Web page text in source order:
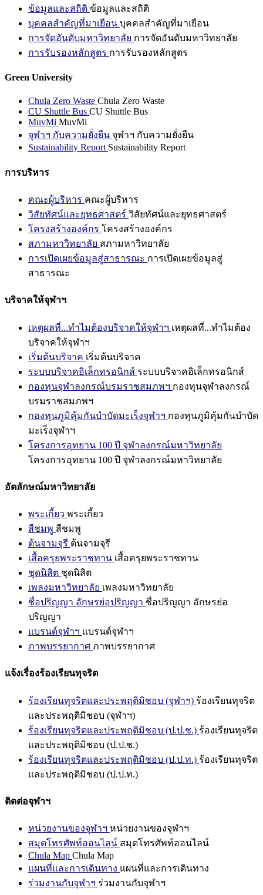
ข้อมูลและสถิติ ข้อมูลและสถิติ
บุคคลสำคัญที่มาเยือน บุคคลสำคัญที่มาเยือน
การจัดอันดับมหาวิทยาลัย การจัดอันดับมหาวิทยาลัย
การรับรองหลักสูตร การรับรองหลักสูตร
Green University
Chula Zero Waste Chula Zero Waste
CU Shuttle Bus CU Shuttle Bus
MuvMi MuvMi
จุฬาฯ กับความยั่งยืน จุฬาฯ กับความยั่งยืน
Sustainability Report Sustainability Report
การบริหาร
คณะผู้บริหาร คณะผู้บริหาร
วิสัยทัศน์และยุทธศาสตร์ วิสัยทัศน์และยุทธศาสตร์
โครงสร้างองค์กร โครงสร้างองค์กร
สภามหาวิทยาลัย สภามหาวิทยาลัย
การเปิดเผยข้อมูลสู่สาธารณะ การเปิดเผยข้อมูลสู่
สาธารณะ
บริจาคให้จุฬาฯ
เหตุผลที่...ทำไมต้องบริจาคให้จุฬาฯ เหตุผลที่...ทำไมต้อง
บริจาคให้จุฬาฯ
เริ่มต้นบริจาค เริ่มต้นบริจาค
ระบบบริจาคอิเล็กทรอนิกส์ ระบบบริจาคอิเล็กทรอนิกส์
กองทุนจุฬาลงกรณ์บรมราชสมภพฯ กองทุนจุฬาลงกรณ์
บรมราชสมภพฯ
กองทุนภูมิคุ้มกันบำบัดมะเร็งจุฬาฯ กองทุนภูมิคุ้มกันบำบัด
มะเร็งจุฬาฯ
โครงการอุทยาน 100 ปี จุฬาลงกรณ์มหาวิทยาลัย
โครงการอุทยาน 100 ปี จุฬาลงกรณ์มหาวิทยาลัย
อัตลักษณ์มหาวิทยาลัย
พระเกี้ยว พระเกี้ยว
สีชมพู สีชมพู
ต้นจามจุรี ต้นจามจุรี
เสื้อครุยพระราชทาน เสื้อครุยพระราชทาน
ชุดนิสิต ชุดนิสิต
เพลงมหาวิทยาลัย เพลงมหาวิทยาลัย
ชื่อปริญญา อักษรย่อปริญญา ชื่อปริญญา อักษรย่อ
ปริญญา
แบรนด์จุฬาฯ แบรนด์จุฬาฯ
ภาพบรรยากาศ ภาพบรรยากาศ
แจ้งเรื่องร้องเรียนทุจริต
ร้องเรียนทุจริตและประพฤติมิชอบ (จุฬาฯ) ร้องเรียนทุจริต
และประพฤติมิชอบ (จุฬาฯ)
ร้องเรียนทุจริตและประพฤติมิชอบ (ป.ป.ช.) ร้องเรียนทุจริต
และประพฤติมิชอบ (ป.ป.ช.)
ร้องเรียนทุจริตและประพฤติมิชอบ (ป.ป.ท.) ร้องเรียนทุจริต
และประพฤติมิชอบ (ป.ป.ท.)
ติดต่อจุฬาฯ
หน่วยงานของจุฬาฯ หน่วยงานของจุฬาฯ
สมุดโทรศัพท์ออนไลน์ สมุดโทรศัพท์ออนไลน์
Chula Map Chula Map
แผนที่และการเดินทาง แผนที่และการเดินทาง
ร่วมงานกับจุฬาฯ ร่วมงานกับจุฬาฯ